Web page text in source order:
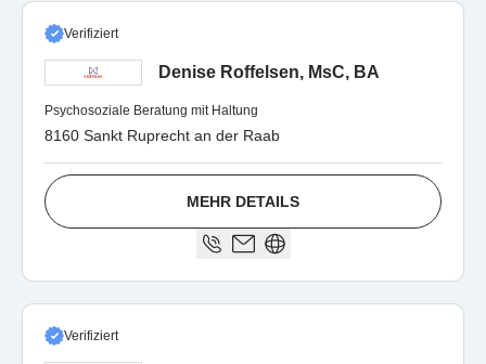
Verifiziert
Denise Roffelsen, MsC, BA
Psychosoziale Beratung mit Haltung
8160 Sankt Ruprecht an der Raab
MEHR DETAILS
Verifiziert